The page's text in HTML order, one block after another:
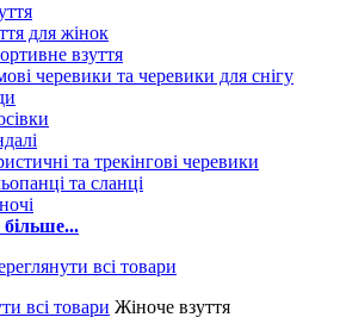
для жінок
взуття
черевики та черевики для снігу
та трекінгові черевики
та сланці
всі товари Жіноче взуття